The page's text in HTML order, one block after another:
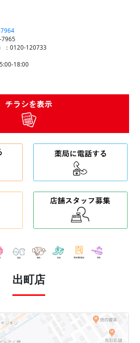
7964
7965
：0120-120733
18:00
出町店